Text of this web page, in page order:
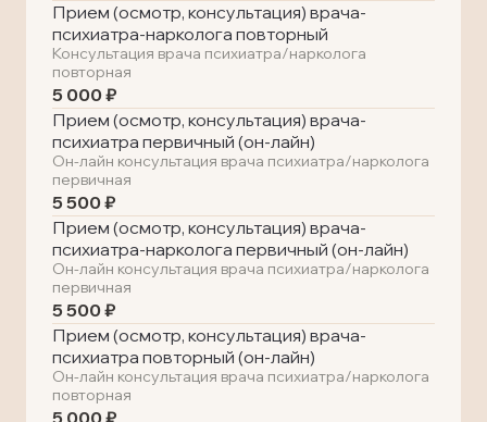
Прием (осмотр, консультация) врача-
психиатра-нарколога повторный
Консультация врача психиатра/нарколога
повторная
5 000 ₽
Прием (осмотр, консультация) врача-
психиатра первичный (он-лайн)
Он-лайн консультация врача психиатра/нарколога
первичная
5 500 ₽
Прием (осмотр, консультация) врача-
психиатра-нарколога первичный (он-лайн)
Он-лайн консультация врача психиатра/нарколога
первичная
5 500 ₽
Прием (осмотр, консультация) врача-
психиатра повторный (он-лайн)
Он-лайн консультация врача психиатра/нарколога
повторная
5 000 ₽